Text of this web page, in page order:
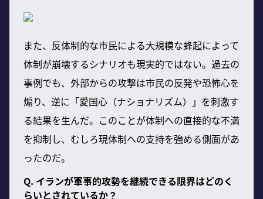
また、反体制的な市民による大規模な蜂起によって
体制が崩壊するシナリオも現実的ではない。過去の
事例でも、外部からの攻撃は市民の反発や恐怖心を
煽り、逆に「愛国心（ナショナリズム）」を刺激す
る結果を生んだ。このことが体制への直接的な不満
を抑制し、むしろ現体制への支持を強める側面があ
ったのだ。
Q. イランが軍事的攻勢を継続できる限界はどのく
らいとされているか？